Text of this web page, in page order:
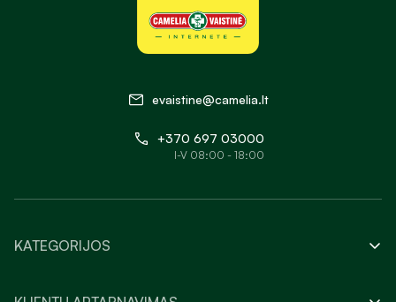
evaistine@camelia.lt
+370 697 03000
I-V 08:00 - 18:00
KATEGORIJOS